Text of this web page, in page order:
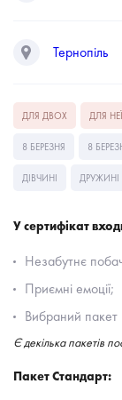
Тернопіль
ДЛЯ ДВОХ ДЛЯ НЕЇ
8 БЕРЕЗНЯ 8
ДІВЧИНІ ДРУЖИНІ
У сертифікат
Незабутнє
Приємні емоції;
Вибраний пакет
Є декілька пакетів
Пакет Стандарт: